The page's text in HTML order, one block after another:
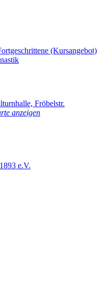
(Kursangebot)
Fröbelstr.
anzeigen
e.V.